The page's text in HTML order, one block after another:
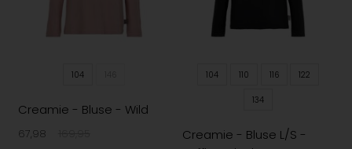
104
Creamie - Bluse - Wild
67,98
104 110 116 122
134
Creamie - Bluse L/S -